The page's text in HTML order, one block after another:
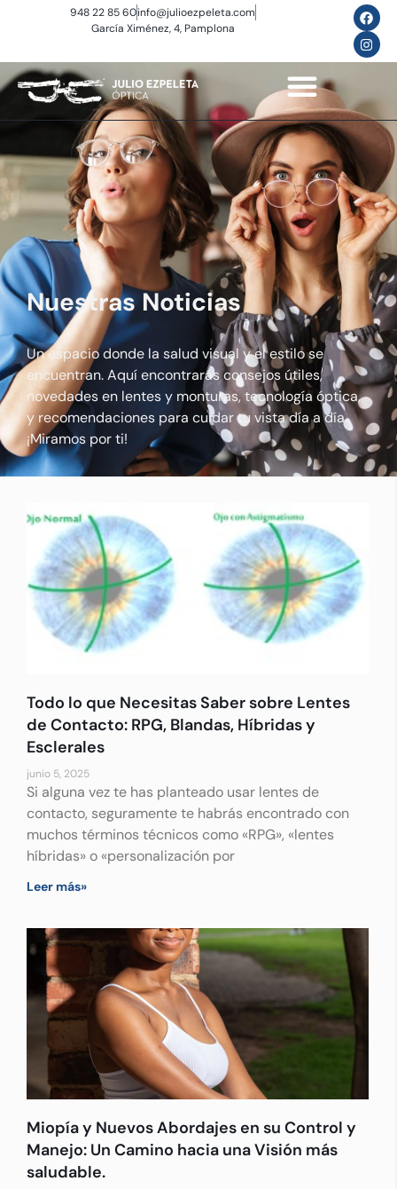
948 22 85 60info@julioezpeleta.com
García Ximénez, 4, Pamplona
Nuestras Noticias
Un espacio donde la salud visual y el estilo se
encuentran. Aquí encontrarás consejos útiles,
novedades en lentes y monturas, tecnología óptica,
y recomendaciones para cuidar tu vista día a día.
¡Miramos por ti!
Todo lo que Necesitas Saber sobre Lentes
de Contacto: RPG, Blandas, Híbridas y
Esclerales
junio 5, 2025
Si alguna vez te has planteado usar lentes de
contacto, seguramente te habrás encontrado con
muchos términos técnicos como «RPG», «lentes
híbridas» o «personalización por
Leer más»
Miopía y Nuevos Abordajes en su Control y
Manejo: Un Camino hacia una Visión más
saludable.